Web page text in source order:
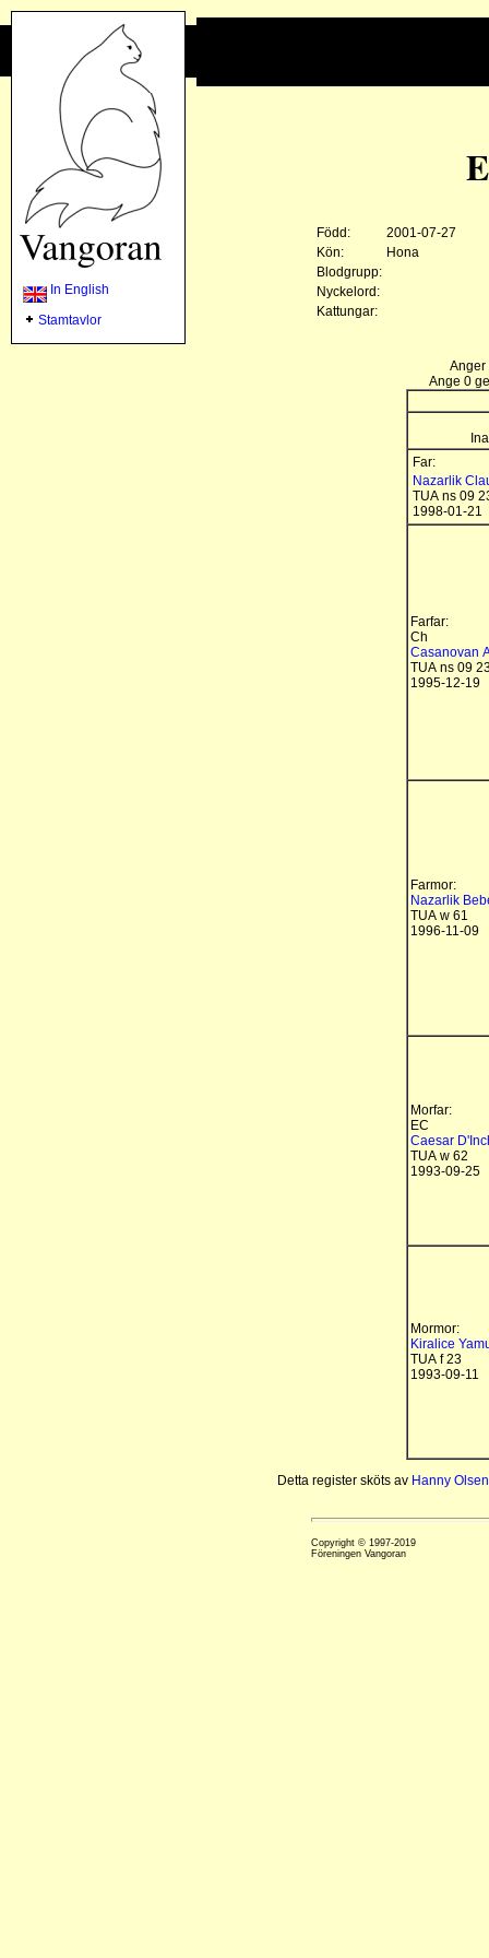
In English
Stamtavlor
Född:
2001-07-27
Kön:
Hona
Blodgrupp:
Nyckelord:
Kattungar:
Anger
Ange 0
Far:
Nazarlik
TUA ns 09
1998-01-21
Farfar:
Ch
Casanovan
TUA ns 09
1995-12-19
Farmor:
Nazarlik
TUA w 61
1996-11-09
Morfar:
EC
Caesar
TUA w 62
1993-09-25
Mormor:
Kiralice
TUA f 23
1993-09-11
Detta register sköts av Hanny Olsen
Copyright © 1997-2019
Föreningen Vangoran